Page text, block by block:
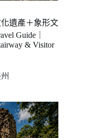
遺產＋象形文
Guide｜
& Visitor